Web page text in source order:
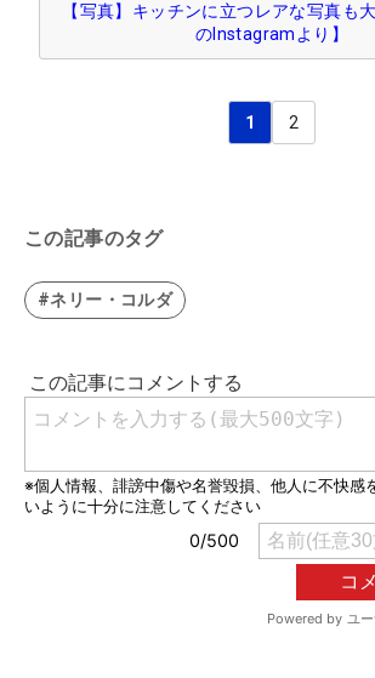
【写真】キッチンに立つレアな写真も
のInstagramより】
1 2
この記事のタグ
#ネリー・コルダ